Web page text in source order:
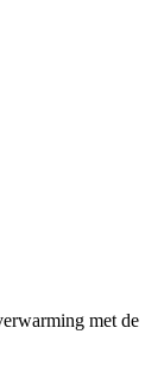
met de